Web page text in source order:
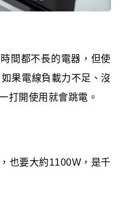
間都不長的電器，但使
果電線負載力不足、沒
打開使用就會跳電。
也要大約1100W，是千